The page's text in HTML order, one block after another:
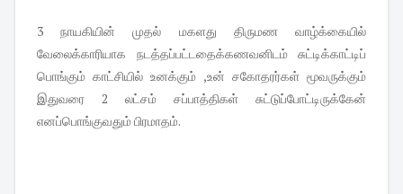
3 நாயகியின் முதல் மகளது திருமண வாழ்க்கையில்
வேலைக்காரியாக நடத்தப்பட்டதைக்கணவனிடம் சுட்டிக்காட்டிப்
பொங்கும் காட்சியில் உனக்கும் ,உன் சகோதரர்கள் மூவருக்கும்
இதுவரை 2 லட்சம் சப்பாத்திகள் சுட்டுப்போட்டிருக்கேன்
எனப்பொங்குவதும் பிரமாதம்.